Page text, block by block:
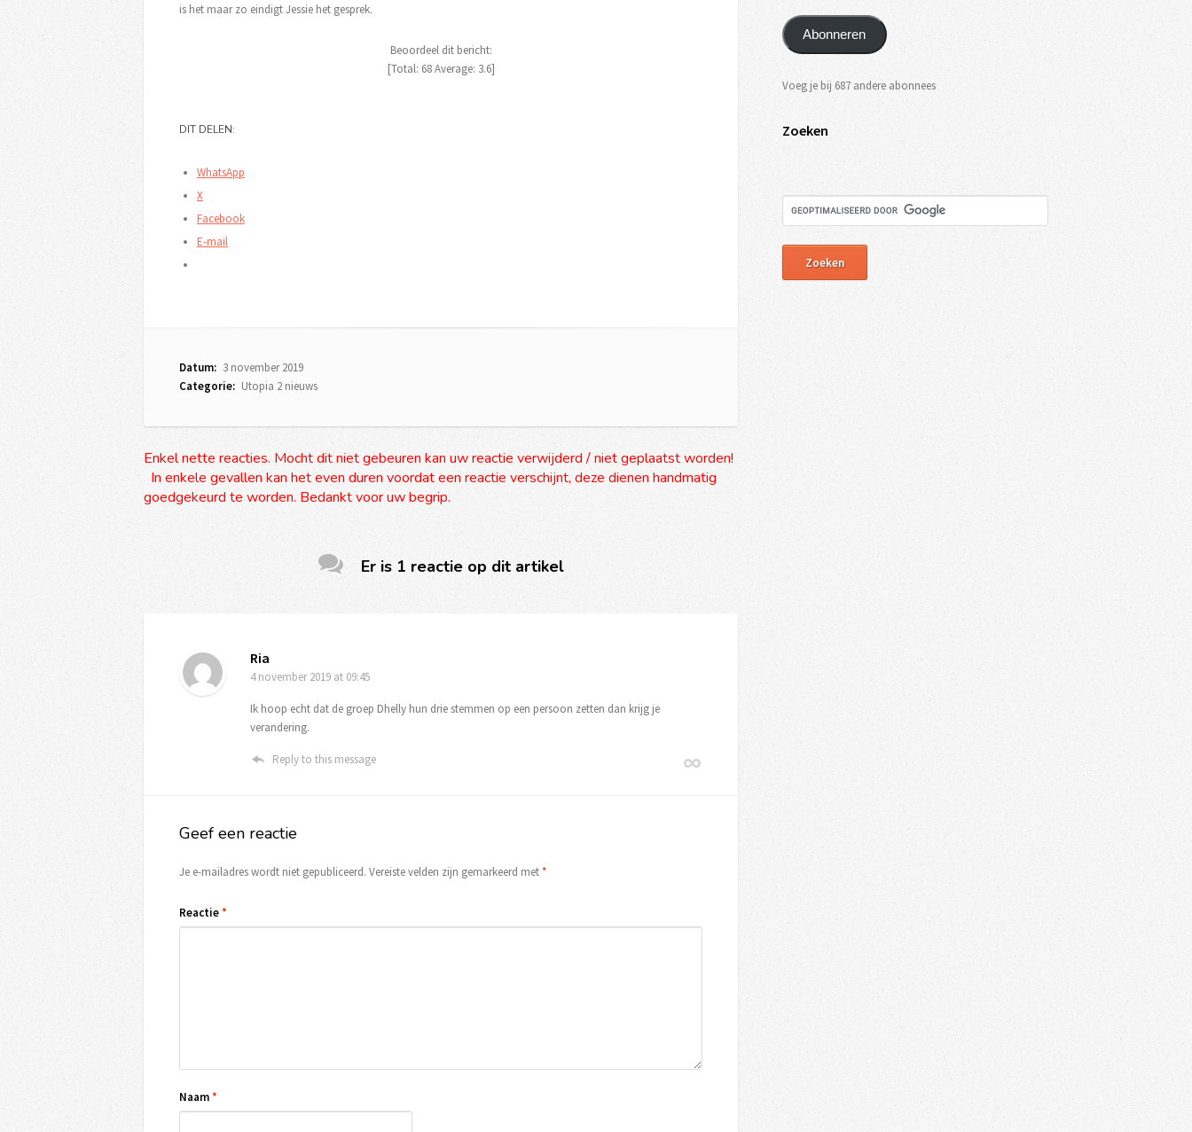
is het maar zo eindigt Jessie het gesprek.
Beoordeel dit bericht:
[Total: 68Average: 3.6]
DIT DELEN:
WhatsApp
X
Facebook
E-mail
Datum: 3 november 2019
Categorie: Utopia 2 nieuws
Enkel nette reacties. Mocht dit niet gebeuren kan uw reactie verwijderd / niet geplaatst worden!
In enkele gevallen kan het even duren voordat een reactie verschijnt, deze dienen handmatig
goedgekeurd te worden. Bedankt voor uw begrip.
Er is 1 reactie op dit artikel
Ria
4 november 2019 at 09:45
Ik hoop echt dat de groep Dhelly hun drie stemmen op een persoon zetten dan krijg je
verandering.
Reply to this message
Geef een reactie
Je e-mailadres wordt niet gepubliceerd. Vereiste velden zijn gemarkeerd met*
Reactie*
Naam*
Abonneren
Voeg je bij 687 andere abonnees
Zoeken